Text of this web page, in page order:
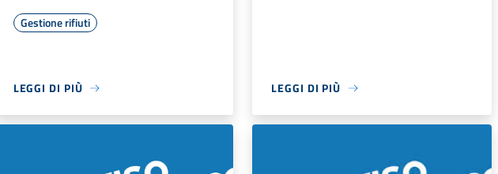
Gestione rifiuti
LEGGI DI PIÙ LEGGI DI PIÙ